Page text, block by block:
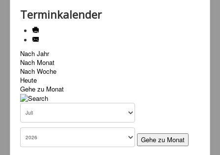
Events
Kultfeten
DJ Booking
Tanzschule
Service
Livestream
Links
Kontakt
Terminkalender
Nach Jahr
Nach Monat
Nach Woche
Heute
Gehe zu Monat
Gehe zu Monat